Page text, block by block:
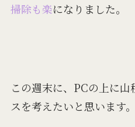
掃除も楽になりました。
この週末に、PCの上に
スを考えたいと思います。